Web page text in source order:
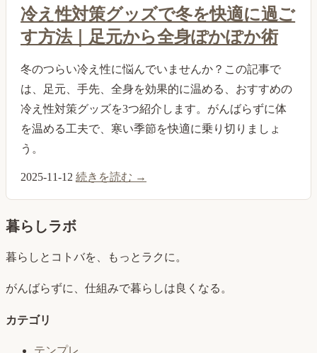
冷え性対策グッズで冬を快適に過ご
す方法｜足元から全身ぽかぽか術
冬のつらい冷え性に悩んでいませんか？この記事で
は、足元、手先、全身を効果的に温める、おすすめの
冷え性対策グッズを3つ紹介します。がんばらずに体
を温める工夫で、寒い季節を快適に乗り切りましょ
う。
2025-11-12 続きを読む →
暮らしラボ
暮らしとコトバを、もっとラクに。
がんばらずに、仕組みで暮らしは良くなる。
カテゴリ
テンプレ